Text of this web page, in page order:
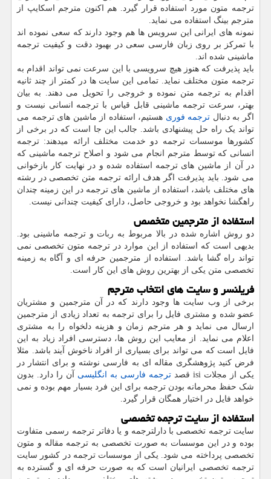
ترجمه متون مورد استفاده قرار گیرد. هم اکنون مترجم اسکایپ از
مترجم بینگ استفاده می نماید.
نمونه های ایرانی این سرویس ها هم وجود دارند که سعی نموده اند
با تمرکز بر روی زبان فارسی سعی در بهبود دقت و کیفیت ترجمه
ماشینی شده اند.
باید پذیرفت که هنوز هیچ سرویسی با این سرعت نمی تواند اقدام به
ترجمه متون مختلف نماید. تمامی این سایت ها در کمتر از چند ثانیه
اقدام به ترجمه متن نموده و خروجی را تحویل می دهند. به بیان
بهتر، سرعت ترجمه ماشینی قابل قیاس با ترجمه انسانی نیست و
اگر به دنبال ترجمه فوری هستیم، استفاده از ماشین های ترجمه می
تواند یک راه حل پیشنهادی باشد. جالب این جا است که در برخی از
کشورها موسسات ترجمه دو خدمت مختلف ارائه میدهند: ترجمه
انسانی که توسط مترجم انجام می شود و اصلاح ترجمه ماشینی که
در آن از ماشین های ترجمه استفاده شده و در نهایت کار بازخوانی
می شود. باید پذیرفت اگر هدف ارائه ترجمه متن تخصصی در رشته
های مختلف باشد، استفاده از ماشین های ترجمه در این زمینه چندان
راهگشا نخواهد بود و خروجی حاصل، دارای کیفیت چندانی نیست.
استفاده از مترجمین متخصص
دو روش اشاره شده در بالا مربوط به ربات و ترجمه ماشینی بود.
بدیهی است که استفاده از این موارد در ترجمه متون تخصصی نمی
تواند راه گشا باشد. استفاده از مترجمین حرفه ای و آگاه به زمینه
تخصصی متن یکی از بهترین روش های این کار است.
فریلنسر و سایت های انتخاب مترجم
برخی از وب سایت ها وجود دارند که در آن مترجمین و مشتریان
عضو شده و مشتری فایل را برای ترجمه به تعداد زیادی از مترجمین
ارسال می نماید و هر مترجم زمان و هزینه دلخواه را به مشتری
اعلام می نماید. از معایب این روش ها، دسترسی افراد زیاد به این
فایل است که می تواند برای بسیاری از افراد ناخوش آیند باشد. مثلا
فرض کنید پژوهشگری مقاله ای به فارسی نوشته و برای انتشار در
یکی از مجلات isi قصد ترجمه فارسی به انگلیسی آن را دارد. بدون
شک حفظ محرمانه بودن ترجمه برای این فرد بسیار مهم بوده و نمی
خواهد فایل در اختیار همگان قرار گیرد.
استفاده از سایت ترجمه تخصصی
سایت ترجمه تخصصی با دارلترجمه و یا دفاتر ترجمه رسمی متفاوت
بوده و در این موسسات به صورت تخصصی به ترجمه مقاله و متون
تخصصی پرداخته می شود. یکی از موسسات ترجمه در کشور سایت
ترجمه تخصصی ایرانیان است که به صورت حرفه ای و گسترده به